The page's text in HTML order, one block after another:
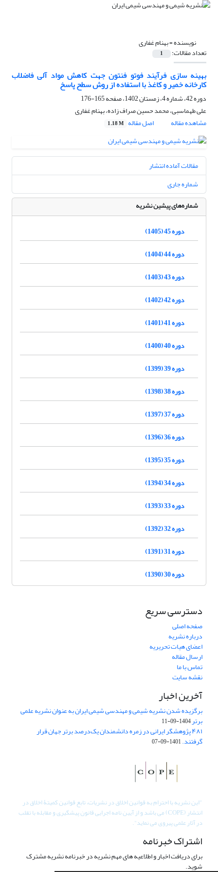
نویسنده =بهنام غفاری
تعداد مقالات: 1
بهینه سازی فرآیند فوتو فنتون جهت کاهش مواد آلی فاضلاب
کارخانه خمیر و کاغذ با استفاده از روش سطح پاسخ
دوره 42، شماره 4، زمستان 1402، صفحه
165-176
علی طهماسبی، محمد حسین صراف زاده، بهنام غفاری
مشاهده مقاله
اصل مقاله 1.18 M
مقالات آماده انتشار
شماره جاری
شماره‌های پیشین نشریه
دوره 45 (1405)
دوره 44 (1404)
دوره 43 (1403)
دوره 42 (1402)
دوره 41 (1401)
دوره 40 (1400)
دوره 39 (1399)
دوره 38 (1398)
دوره 37 (1397)
دوره 36 (1396)
دوره 35 (1395)
دوره 34 (1394)
دوره 33 (1393)
دوره 32 (1392)
دوره 31 (1391)
دوره 30 (1390)
دسترسی سریع
صفحه اصلی
درباره نشریه
اعضای هیات تحریریه
ارسال مقاله
تماس با ما
نقشه سایت
آخرین اخبار
برگزیده شدن نشریه شیمی و مهندسی شیمی ایران به عنوان نشریه علمی
برتر1404-09-11
۴۸۱ پژوهشگر ایرانی در زمره دانشمندان یک‌درصد برتر جهان قرار
گرفتند.1401-09-07
"این نشریه با احترام به قوانین اخلاق در نشریات، تابع قوانین کمیتۀ اخلاق در
انتشار (COPE) می باشد و از آیین نامه اجرایی قانون پیشگیری و مقابله با تقلب
در آثار علمی پیروی می نماید".
اشتراک خبرنامه
برای دریافت اخبار و اطلاعیه های مهم نشریه در خبرنامه نشریه مشترک
شوید.